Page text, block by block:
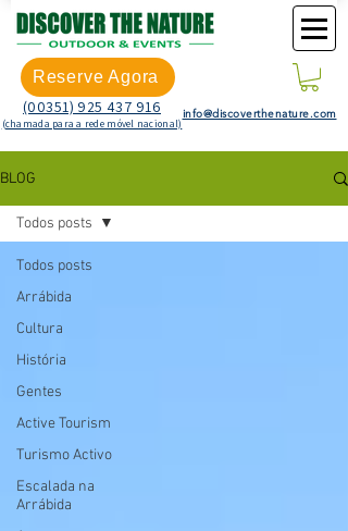
Reserve Agora
(00351) 925 437 916
(chamada para a rede móvel nacional)
info@discoverthenature.com
BLOG
Todos posts
Arrábida
Cultura
História
Gentes
Active Tourism
Turismo Activo
Escalada na
Arrábida
Todos posts